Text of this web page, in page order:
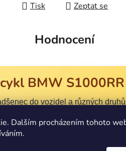
Dalším procházením tohoto
Tisk
Zeptat se
Hodnocení
BMW
do vozidel a různých
který jistě splní sen každého